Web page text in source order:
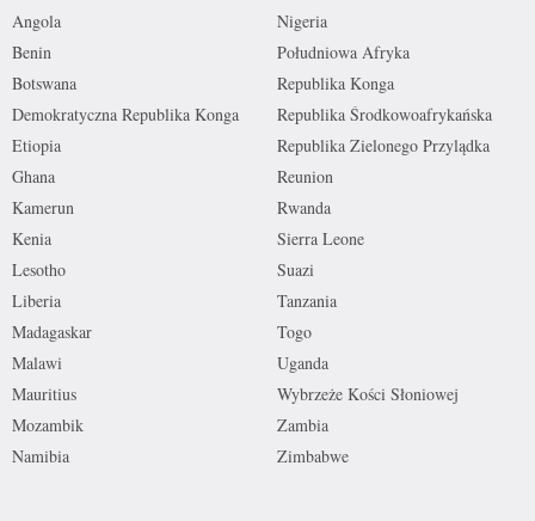
Angola
Benin
Botswana
Demokratyczna Republika Konga
Etiopia
Ghana
Kamerun
Kenia
Lesotho
Liberia
Madagaskar
Malawi
Mauritius
Mozambik
Namibia
Nigeria
Południowa Afryka
Republika Konga
Republika Środkowoafrykańska
Republika Zielonego Przylądka
Reunion
Rwanda
Sierra Leone
Suazi
Tanzania
Togo
Uganda
Wybrzeże Kości Słoniowej
Zambia
Zimbabwe